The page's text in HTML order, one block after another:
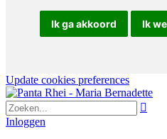
Ik ga akkoord Ik
Update cookies preferences

Inloggen